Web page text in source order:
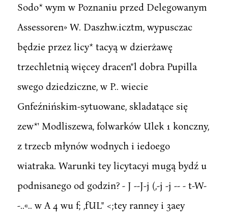
Sodo* wym w Poznaniu przed Delegowanym
Assessoren» W. Daszhw.icztm, wypusczac
będzie przez licy* tacyą w dzierżawę
trzechletnią więcey dracen"l dobra Pupilla
swego dziedziczne, w P.. wiecie
Gnfeźnińskim-sytuowane, skladatące się
zew*' Modliszewa, folwarków Ulek 1 konczny,
z trzecb młynów wodnych i iedoego
wiatraka. Warunki tey licytacyi mugą bydź u
podnisanego od godzin? - J --J-j (,-j -j -- - t-W-
-..«.. w A 4 wu f; ,fUL" <;tey ranney i 3aey